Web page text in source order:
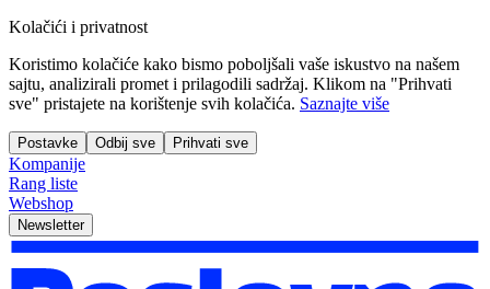
Kolačići i privatnost
Koristimo kolačiće kako bismo poboljšali vaše iskustvo na našem
sajtu, analizirali promet i prilagodili sadržaj. Klikom na "Prihvati
sve" pristajete na korištenje svih kolačića. Saznajte više
Postavke Odbij sve Prihvati sve
Kompanije
Rang liste
Webshop
Newsletter